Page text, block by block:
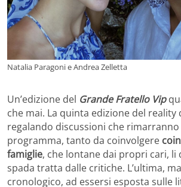
Natalia Paragoni e Andrea Zelletta
Un’edizione del Grande Fratello Vip
che mai. La quinta edizione del reality
regalando discussioni che
programma, tanto da coinvolgere
famiglie, che lontane dai propri cari, li
spada tratta dalle critiche. L’ultima,
cronologico, ad essersi esposta sulle